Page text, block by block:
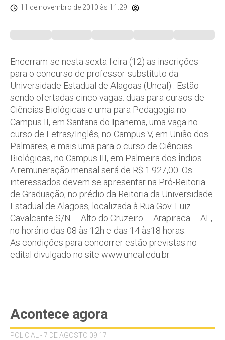
11 de novembro de 2010 às 11:29
Encerram-se nesta sexta-feira (12) as inscrições
para o concurso de professor-substituto da
Universidade Estadual de Alagoas (Uneal) . Estão
sendo ofertadas cinco vagas: duas para cursos de
Ciências Biológicas e uma para Pedagogia no
Campus II, em Santana do Ipanema, uma vaga no
curso de Letras/Inglês, no Campus V, em União dos
Palmares, e mais uma para o curso de Ciências
Biológicas, no Campus III, em Palmeira dos Índios.
A remuneração mensal será de R$ 1.927,00. Os
interessados devem se apresentar na Pró-Reitoria
de Graduação, no prédio da Reitoria da Universidade
Estadual de Alagoas, localizada à Rua Gov. Luiz
Cavalcante S/N – Alto do Cruzeiro – Arapiraca – AL,
no horário das 08 às 12h e das 14 às18 horas.
As condições para concorrer estão previstas no
edital divulgado no site www.uneal.edu.br.
Acontece agora
POLICIAL - 7 DE AGOSTO 09:17